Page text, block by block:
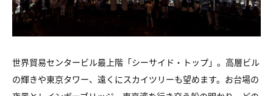
世界貿易センタービル最上階「シーサイド・トップ」。高層ビル
の輝きや東京タワー、遠くにスカイツリーも望めます。お台場の